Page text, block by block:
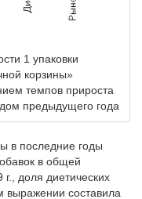
1 упаковки
корзины»
темпов прироста
предыдущего года
в последние годы
в общей
доля диетических
выражении составила